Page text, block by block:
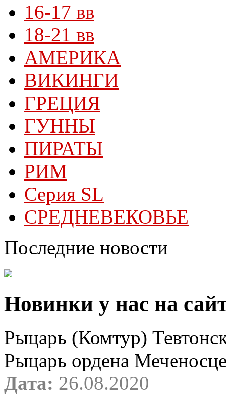
16-17 вв
18-21 вв
АМЕРИКА
ВИКИНГИ
ГРЕЦИЯ
ГУННЫ
ПИРАТЫ
РИМ
Серия SL
СРЕДНЕВЕКОВЬЕ
Последние новости
Новинки у нас на
Рыцарь (Комтур)
Рыцарь ордена
Дата: 26.08.2020